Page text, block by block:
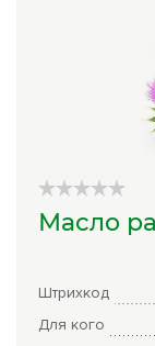
Препараты
Прочие
Сборы трав
Травяной чай
Специи
Масло
Штрихкод
Для кого